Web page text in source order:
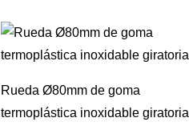
Rueda Ø80mm de goma
termoplástica inoxidable giratoria